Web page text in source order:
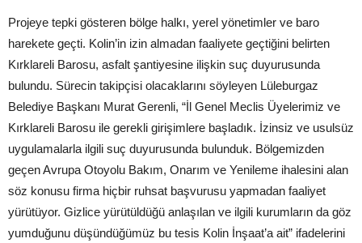
Projeye tepki gösteren bölge halkı, yerel yönetimler ve baro
harekete geçti. Kolin’in izin almadan faaliyete geçtiğini belirten
Kırklareli Barosu, asfalt şantiyesine ilişkin suç duyurusunda
bulundu. Sürecin takipçisi olacaklarını söyleyen Lüleburgaz
Belediye Başkanı Murat Gerenli, “İl Genel Meclis Üyelerimiz ve
Kırklareli Barosu ile gerekli girişimlere başladık. İzinsiz ve usulsüz
uygulamalarla ilgili suç duyurusunda bulunduk. Bölgemizden
geçen Avrupa Otoyolu Bakım, Onarım ve Yenileme ihalesini alan
söz konusu firma hiçbir ruhsat başvurusu yapmadan faaliyet
yürütüyor. Gizlice yürütüldüğü anlaşılan ve ilgili kurumların da göz
yumduğunu düşündüğümüz bu tesis Kolin İnşaat’a ait” ifadelerini